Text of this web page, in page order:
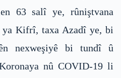
63 salî ye, rûniştvana
ya Kifrî, taxa Azadî ye, bi
nexweşiyê bi tundî û
nû COVID-19 li